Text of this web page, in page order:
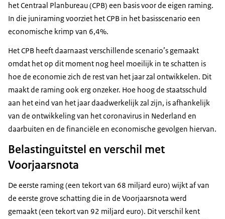
het Centraal Planbureau (CPB) een basis voor de eigen raming.
In die juniraming voorziet het CPB in het basisscenario een
economische krimp van 6,4%.
Het CPB heeft daarnaast verschillende scenario’s gemaakt
omdat het op dit moment nog heel moeilijk in te schatten is
hoe de economie zich de rest van het jaar zal ontwikkelen. Dit
maakt de raming ook erg onzeker. Hoe hoog de staatsschuld
aan het eind van het jaar daadwerkelijk zal zijn, is afhankelijk
van de ontwikkeling van het coronavirus in Nederland en
daarbuiten en de financiële en economische gevolgen hiervan.
Belastinguitstel en verschil met
Voorjaarsnota
De eerste raming (een tekort van 68 miljard euro) wijkt af van
de eerste grove schatting die in de Voorjaarsnota werd
gemaakt (een tekort van 92 miljard euro). Dit verschil kent